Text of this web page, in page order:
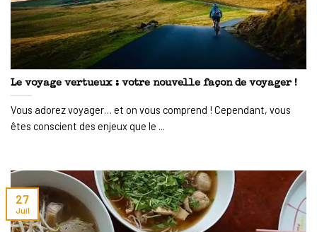
Le voyage vertueux : votre nouvelle façon de voyager !
Vous adorez voyager… et on vous comprend ! Cependant, vous
êtes conscient des enjeux que le ...
27
Juil